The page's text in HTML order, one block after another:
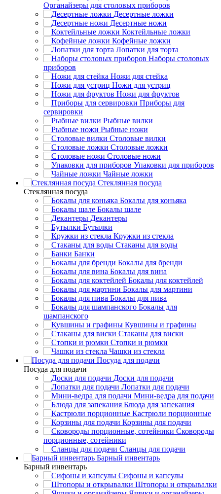
Органайзеры для столовых приборов
Десертные ложки
Десертные ножи
Коктейльные ложки
Кофейные ложки
Лопатки для торта
Наборы столовых
приборов
Ножи для стейка
Ножи для устриц
Ножи для фруктов
Приборы для
сервировки
Рыбные вилки
Рыбные ножи
Столовые вилки
Столовые ложки
Столовые ножи
Упаковки для приборов
Чайные ложки
Стеклянная посуда
Стеклянная посуда
Бокалы для коньяка
Бокалы шале
Декантеры
Бутылки
Кружки из стекла
Стаканы для воды
Банки
Бокалы для бренди
Бокалы для вина
Бокалы для коктейлей
Бокалы для мартини
Бокалы для пива
Бокалы для
шампанского
Кувшины и графины
Стаканы для виски
Стопки и рюмки
Чашки из стекла
Посуда для подачи
Посуда для подачи
Доски для подачи
Лопатки для подачи
Мини-ведра для подачи
Блюда для запекания
Кастрюли порционные
Корзины для подачи
Сковороды
порционные, сотейники
Сланцы для подачи
Барный инвентарь
Барный инвентарь
Сифоны и капсулы
Штопоры и открывалки